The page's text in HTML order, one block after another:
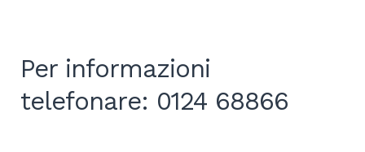
Per informazioni
telefonare: 0124 68866